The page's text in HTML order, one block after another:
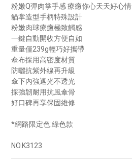
粉嫩Q彈肉掌手感 療癒你心天天好心情
貓掌造型手柄特殊設計
粉嫩肉球療癒極致觸感
一鍵自動開收方便自如
重量僅239g輕巧好攜帶
傘布採用高密度材質
防曬抗紫外線再升級
傘下內強遮光不透光
採強韌耐用抗風傘骨
好口碑再享保固維修
*網路限定色:綠色款
NO.K3123